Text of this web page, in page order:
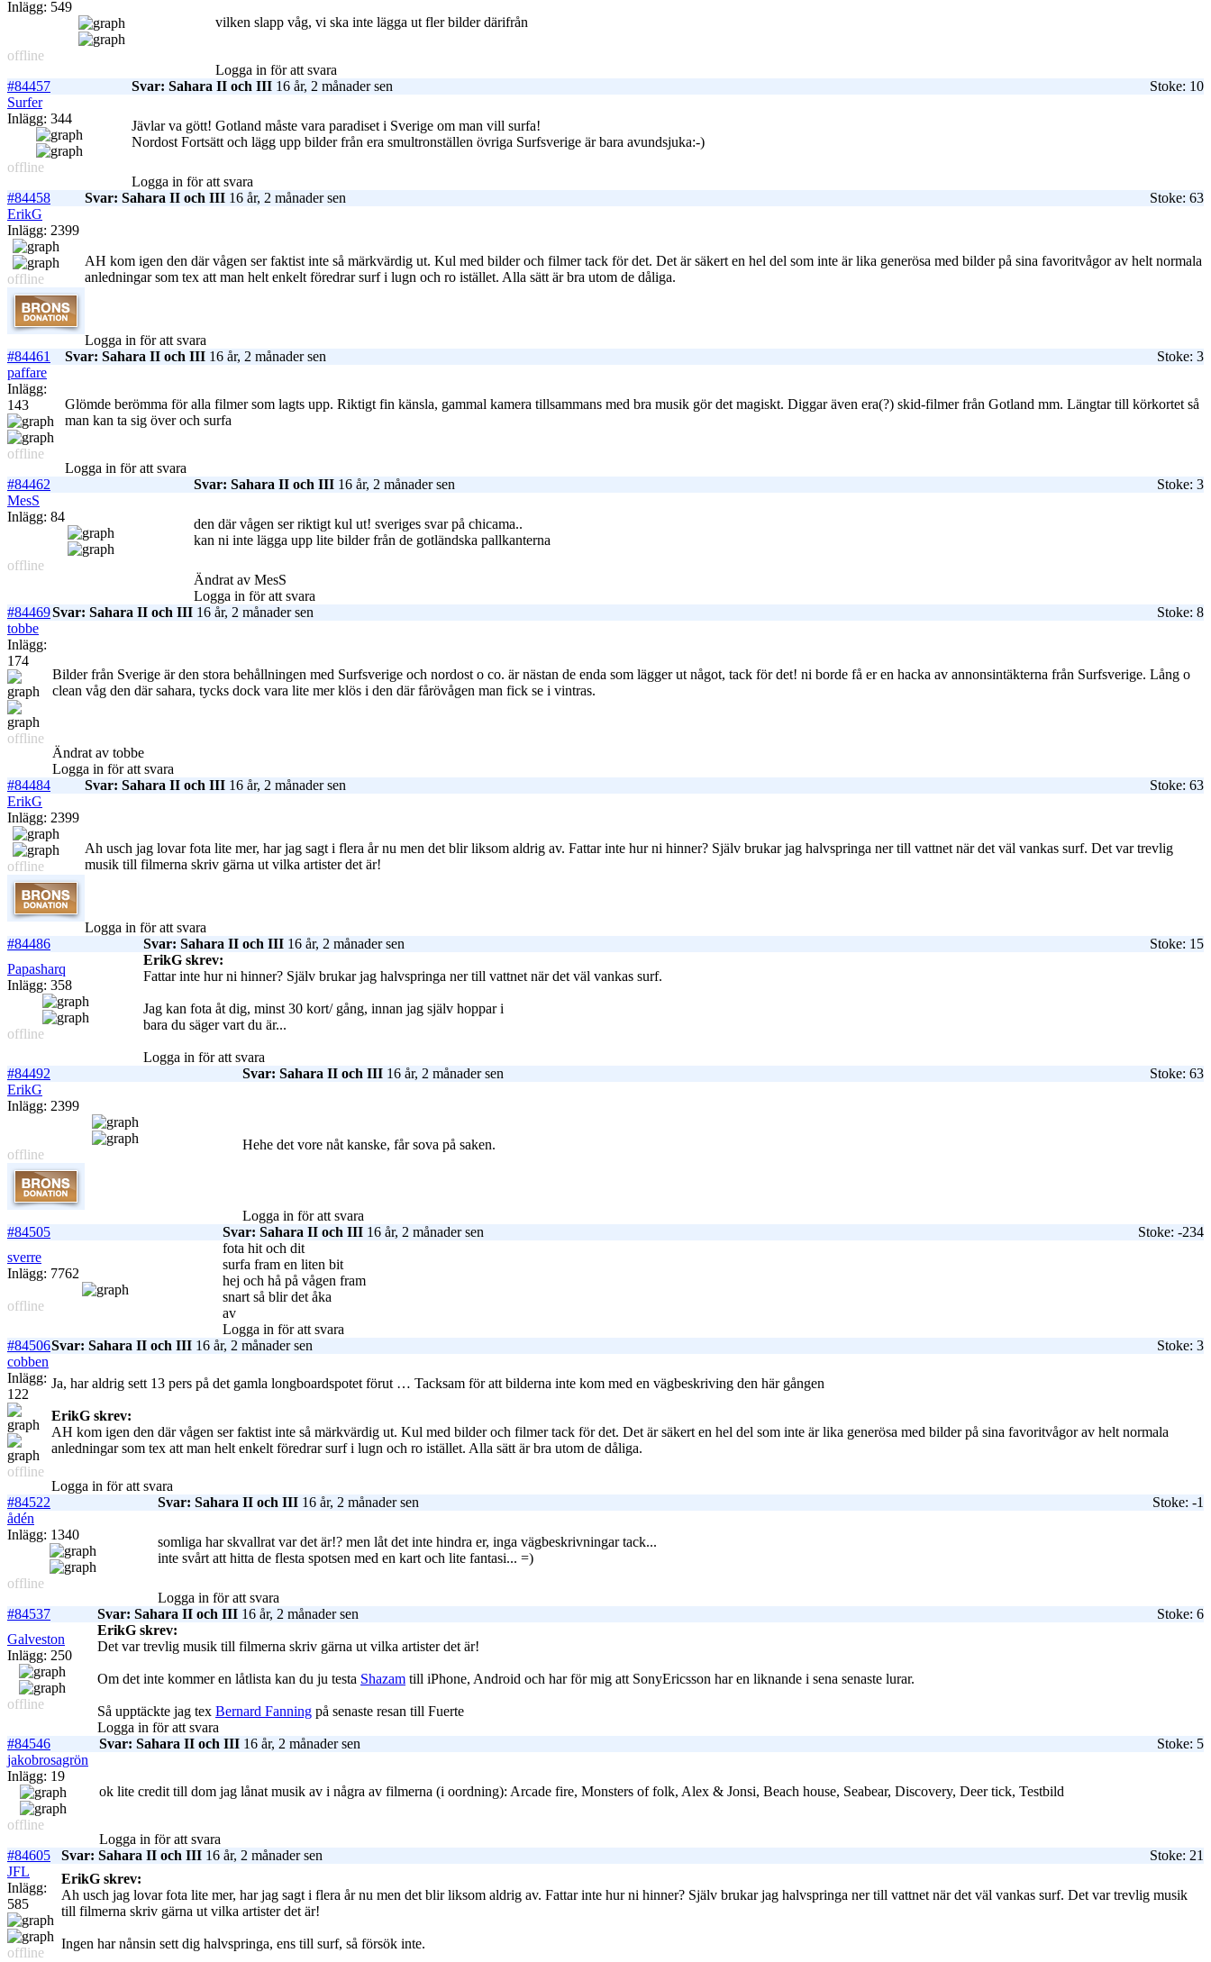
Inlägg: 549
offline
vilken slapp våg, vi ska inte lägga ut fler bilder därifrån
Logga in för att svara
#84457
Svar: Sahara II och III 16 år, 2 månader sen
Stoke: 10
Surfer
Inlägg: 344
offline
Jävlar va gött! Gotland måste vara paradiset i Sverige om man vill surfa!
Nordost Fortsätt och lägg upp bilder från era smultronställen övriga Surfsverige är bara avundsjuka:-)
Logga in för att svara
#84458
Svar: Sahara II och III 16 år, 2 månader sen
Stoke: 63
ErikG
Inlägg: 2399
offline
AH kom igen den där vågen ser faktist inte så märkvärdig ut. Kul med bilder och filmer tack för det. Det är säkert en hel del som inte är lika generösa med bilder på sina favoritvågor av helt normala
anledningar som tex att man helt enkelt föredrar surf i lugn och ro istället. Alla sätt är bra utom de dåliga.
Logga in för att svara
#84461
Svar: Sahara II och III 16 år, 2 månader sen
Stoke: 3
paffare
Inlägg:
143
offline
Glömde berömma för alla filmer som lagts upp. Riktigt fin känsla, gammal kamera tillsammans med bra musik gör det magiskt. Diggar även era(?) skid-filmer från Gotland mm. Längtar till körkortet så
man kan ta sig över och surfa
Logga in för att svara
#84462
Svar: Sahara II och III 16 år, 2 månader sen
Stoke: 3
MesS
Inlägg: 84
offline
den där vågen ser riktigt kul ut! sveriges svar på chicama..
kan ni inte lägga upp lite bilder från de gotländska pallkanterna
Ändrat av MesS
Logga in för att svara
#84469Svar: Sahara II och III 16 år, 2 månader sen
Stoke: 8
tobbe
Inlägg:
174
offline
Bilder från Sverige är den stora behållningen med Surfsverige och nordost o co. är nästan de enda som lägger ut något, tack för det! ni borde få er en hacka av annonsintäkterna från Surfsverige. Lång o
clean våg den där sahara, tycks dock vara lite mer klös i den där fårövågen man fick se i vintras.
Ändrat av tobbe
Logga in för att svara
#84484
Svar: Sahara II och III 16 år, 2 månader sen
Stoke: 63
ErikG
Inlägg: 2399
offline
Ah usch jag lovar fota lite mer, har jag sagt i flera år nu men det blir liksom aldrig av. Fattar inte hur ni hinner? Själv brukar jag halvspringa ner till vattnet när det väl vankas surf. Det var trevlig
musik till filmerna skriv gärna ut vilka artister det är!
Logga in för att svara
#84486
Svar: Sahara II och III 16 år, 2 månader sen
Stoke: 15
Papasharq
Inlägg: 358
offline
ErikG skrev:
Fattar inte hur ni hinner? Själv brukar jag halvspringa ner till vattnet när det väl vankas surf.
Jag kan fota åt dig, minst 30 kort/ gång, innan jag själv hoppar i
bara du säger vart du är...
Logga in för att svara
#84492
Svar: Sahara II och III 16 år, 2 månader sen
Stoke: 63
ErikG
Inlägg: 2399
offline
Hehe det vore nåt kanske, får sova på saken.
Logga in för att svara
#84505
Svar: Sahara II och III 16 år, 2 månader sen
Stoke: -234
sverre
Inlägg: 7762
offline
fota hit och dit
surfa fram en liten bit
hej och hå på vågen fram
snart så blir det åka
av
Logga in för att svara
#84506Svar: Sahara II och III 16 år, 2 månader sen
Stoke: 3
cobben
Inlägg:
122
offline
Ja, har aldrig sett 13 pers på det gamla longboardspotet förut … Tacksam för att bilderna inte kom med en vägbeskriving den här gången
ErikG skrev:
AH kom igen den där vågen ser faktist inte så märkvärdig ut. Kul med bilder och filmer tack för det. Det är säkert en hel del som inte är lika generösa med bilder på sina favoritvågor av helt normala
anledningar som tex att man helt enkelt föredrar surf i lugn och ro istället. Alla sätt är bra utom de dåliga.
Logga in för att svara
#84522
Svar: Sahara II och III 16 år, 2 månader sen
Stoke: -1
ådén
Inlägg: 1340
offline
somliga har skvallrat var det är!? men låt det inte hindra er, inga vägbeskrivningar tack...
inte svårt att hitta de flesta spotsen med en kart och lite fantasi... =)
Logga in för att svara
#84537
Svar: Sahara II och III 16 år, 2 månader sen
Stoke: 6
Galveston
Inlägg: 250
offline
ErikG skrev:
Det var trevlig musik till filmerna skriv gärna ut vilka artister det är!
Om det inte kommer en låtlista kan du ju testa Shazam till iPhone, Android och har för mig att SonyEricsson har en liknande i sena senaste lurar.
Så upptäckte jag tex Bernard Fanning på senaste resan till Fuerte
Logga in för att svara
#84546
Svar: Sahara II och III 16 år, 2 månader sen
Stoke: 5
jakobrosagrön
Inlägg: 19
offline
ok lite credit till dom jag lånat musik av i några av filmerna (i oordning): Arcade fire, Monsters of folk, Alex & Jonsi, Beach house, Seabear, Discovery, Deer tick, Testbild
Logga in för att svara
#84605
Svar: Sahara II och III 16 år, 2 månader sen
Stoke: 21
JFL
Inlägg:
585
offline
ErikG skrev:
Ah usch jag lovar fota lite mer, har jag sagt i flera år nu men det blir liksom aldrig av. Fattar inte hur ni hinner? Själv brukar jag halvspringa ner till vattnet när det väl vankas surf. Det var trevlig musik
till filmerna skriv gärna ut vilka artister det är!
Ingen har nånsin sett dig halvspringa, ens till surf, så försök inte.